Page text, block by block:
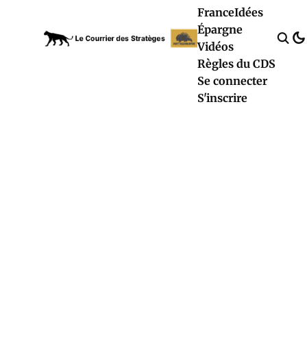
FranceIdées
Épargne
Vidéos
Règles du CDS
Se connecter
S'inscrire